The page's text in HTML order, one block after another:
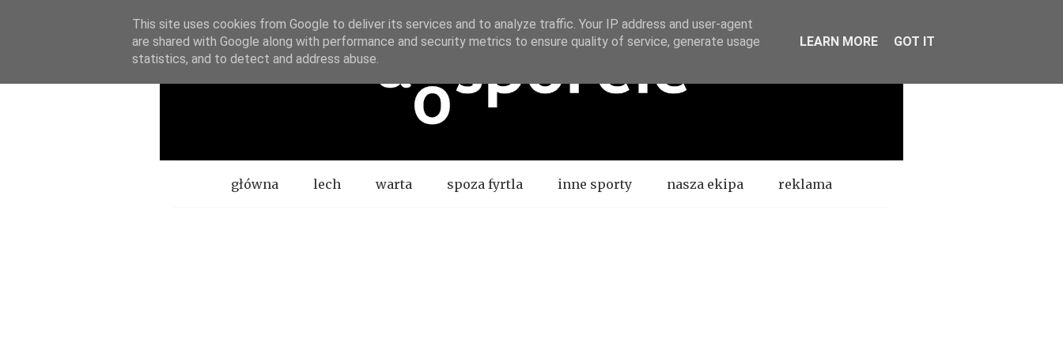
Menugłówna lech warta spoza fyrtla inne sporty nasza ekipa reklama
This site uses cookies from Google to deliver its services and to analyze traffic. Your IP address and user-agent
are shared with Google along with performance and security metrics to ensure quality of service, generate usage
statistics, and to detect and address abuse.
LEARN MORE GOT IT